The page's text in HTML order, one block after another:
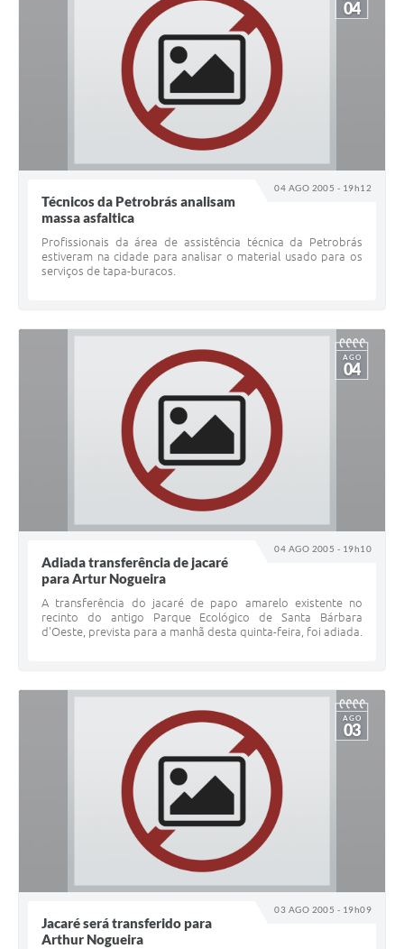
04 AGO 2005 - 19h12
04
Técnicos da Petrobrás analisam
massa asfaltica
Profissionais da área de assistência técnica da Petrobrás
estiveram na cidade para analisar o material usado para os
serviços de tapa-buracos.
04 AGO 2005 - 19h10
AGO
04
Adiada transferência de jacaré
para Artur Nogueira
A transferência do jacaré de papo amarelo existente no
recinto do antigo Parque Ecológico de Santa Bárbara
d'Oeste, prevista para a manhã desta quinta-feira, foi adiada.
03 AGO 2005 - 19h09
AGO
03
Jacaré será transferido para
Arthur Nogueira